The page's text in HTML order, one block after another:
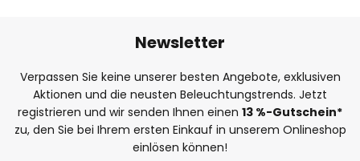
Newsletter
Verpassen Sie keine unserer besten Angebote, exklusiven
Aktionen und die neusten Beleuchtungstrends. Jetzt
registrieren und wir senden Ihnen einen 13 %-Gutschein*
zu, den Sie bei Ihrem ersten Einkauf in unserem Onlineshop
einlösen können!